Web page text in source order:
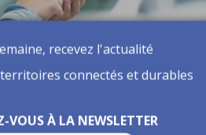
aux collectivités
recevez l'actualité
connectés et durables
VOUS À LA NEWSLETTER